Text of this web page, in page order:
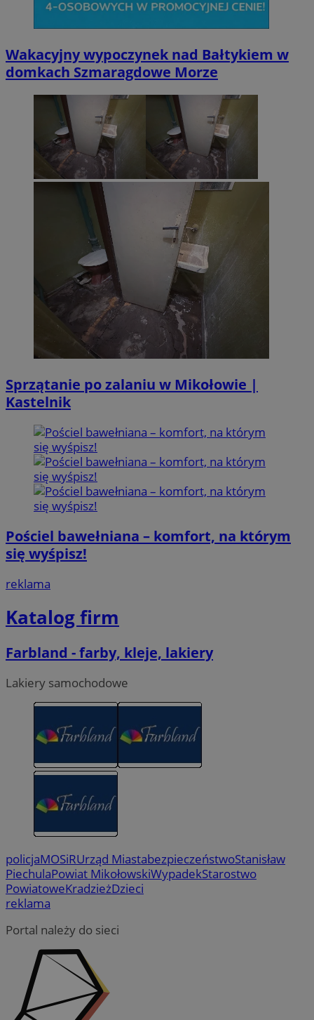
Wakacyjny wypoczynek nad Bałtykiem w
domkach Szmaragdowe Morze
Sprzątanie po zalaniu w Mikołowie |
Kastelnik
Pościel bawełniana – komfort, na którym
się wyśpisz!
reklama
Katalog firm
Farbland - farby, kleje, lakiery
Lakiery samochodowe
policjaMOSiRUrząd MiastabezpieczeństwoStanisław
PiechulaPowiat MikołowskiWypadekStarostwo
PowiatoweKradzieżDzieci
reklama
Portal należy do sieci